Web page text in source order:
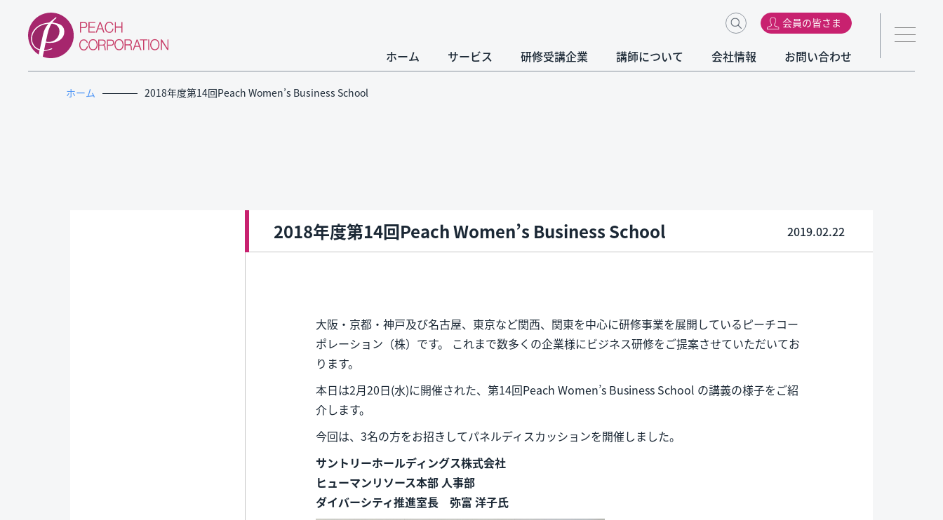
会員の皆さま
ホーム サービス 研修受講企業 講師について 会社情報 お問い合わせ
ホーム 2018年度第14回Peach Women’s Business School
2018年度第14回Peach Women’s Business School 2019.02.22
大阪・京都・神戸及び名古屋、東京など関西、関東を中心に研修事業を展開しているピーチコー
ポレーション（株）です。 これまで数多くの企業様にビジネス研修をご提案させていただいてお
ります。
本日は2月20日(水)に開催された、第14回Peach Women’s Business School の講義の様子をご紹
介します。
今回は、3名の方をお招きしてパネルディスカッションを開催しました。
サントリーホールディングス株式会社
ヒューマンリソース本部 人事部
ダイバーシティ推進室長 弥富 洋子氏